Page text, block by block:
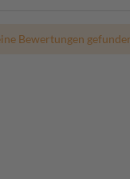
Bewertungen